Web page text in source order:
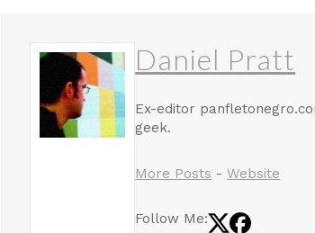
Daniel Pratt
Ex-editor
geek.
More Posts -Website
Follow Me: